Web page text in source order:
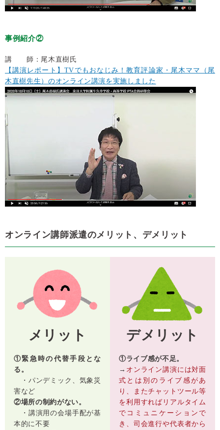
事例紹介②
講 師：尾木直樹氏
【講演レポート】TVでもおなじみ！教育評論家・尾木ママ（尾
木直樹先生）のオンライン講演を実施しました
オンライン講師派遣のメリット、デメリット
メリット
①緊急時の代替手段とな
る。
・パンデミック、気象災
害など
②場所の制約がない。
・講演用の会場手配が基
本的に不要
デメリット
①ライブ感が不足。
→ オンライン講演には対面
式とは別のライブ感があ
り、またチャットツール等
を利用すればリアルタイム
でコミュニケーションで
き、司会進行や代表者から